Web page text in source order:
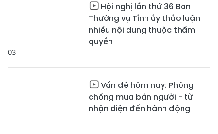
03
Hội nghị lần thứ 36 Ban
Thường vụ Tỉnh ủy thảo luận
nhiều nội dung thuộc thẩm
quyền
Vấn đề hôm nay: Phòng
chống mua bán người - từ
nhận diện đến hành động